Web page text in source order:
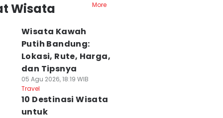
Wisata
More
Wisata Kawah
Putih Bandung:
Lokasi, Rute, Harga,
dan Tipsnya
05 Agu 2026, 18:19 WIB
Travel
10 Destinasi Wisata
untuk